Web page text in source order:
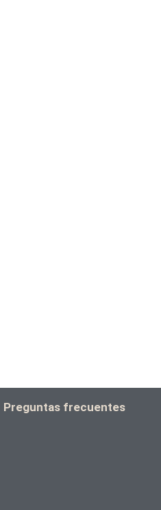
Preguntas frecuentes